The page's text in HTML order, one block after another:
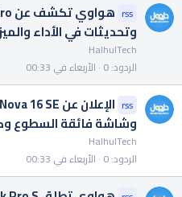
rss
وتحديثات في الأداء
HalhulTech
الردود 0 الأربعاء في 00:33
rss
وشاشة فائقة السطوع وكاميرا 50
HalhulTech
الردود 0 الأربعاء في 00:33